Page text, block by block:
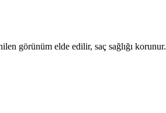
görünüm elde edilir, saç sağlığı korunur.